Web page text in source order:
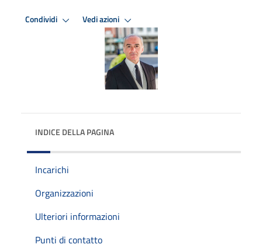
Condividi Vedi azioni
INDICE DELLA PAGINA
Incarichi
Organizzazioni
Ulteriori informazioni
Punti di contatto